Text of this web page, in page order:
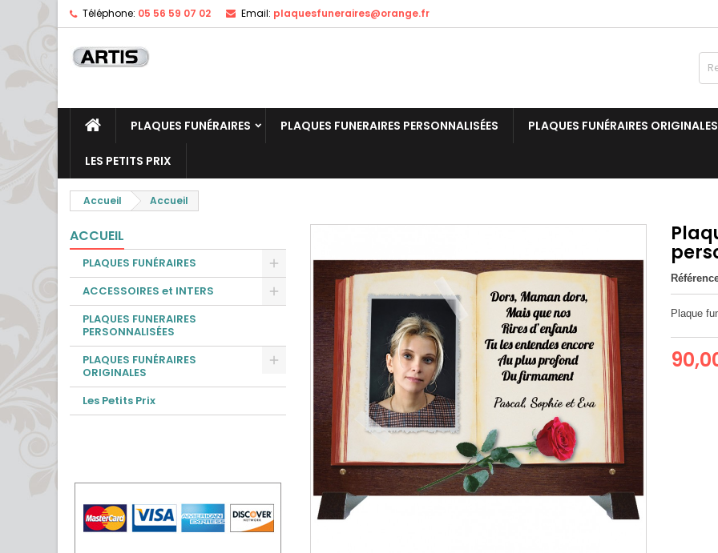
Téléphone: 05 56 59 07 02 Email: plaquesfuneraires@orange.fr
PLAQUES FUNÉRAIRES PLAQUES FUNERAIRES PERSONNALISÉES PLAQUES FUNÉRAIRES ORIGINALES
LES PETITS PRIX
Accueil Accueil
ACCUEIL
PLAQUES FUNÉRAIRES
ACCESSOIRES et INTERS
PLAQUES FUNERAIRES
PERSONNALISÉES
PLAQUES FUNÉRAIRES
ORIGINALES
Les Petits Prix
Plaque